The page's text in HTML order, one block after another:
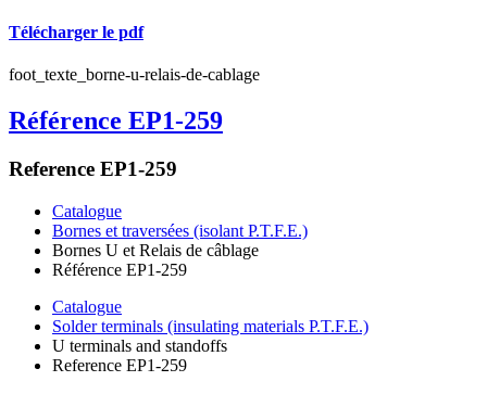
Télécharger le pdf
foot_texte_borne-u-relais-de-cablage
Référence EP1-259
Reference EP1-259
Catalogue
Bornes et traversées (isolant P.T.F.E.)
Bornes U et Relais de câblage
Référence EP1-259
Catalogue
Solder terminals (insulating materials P.T.F.E.)
U terminals and standoffs
Reference EP1-259